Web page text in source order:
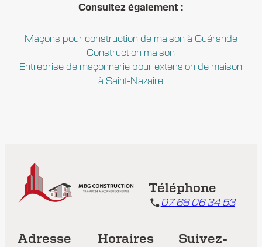
Consultez également :
Maçons pour construction de maison à Guérande
Construction maison
Entreprise de maçonnerie pour extension de maison
à Saint-Nazaire
Téléphone
07 68 06 34 53
Adresse Horaires
Suivez-